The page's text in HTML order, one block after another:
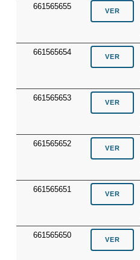
661565655
661565654
661565653
661565652
661565651
661565650